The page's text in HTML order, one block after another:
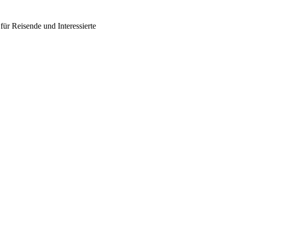
Reisende und Interessierte